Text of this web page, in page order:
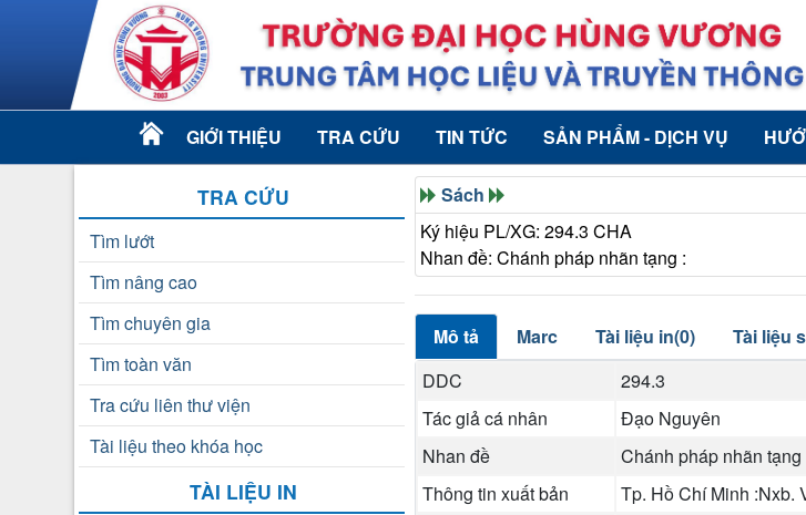
GIỚI THIỆU TRA CỨU TIN TỨC SẢN PHẨM - DỊCH VỤ
TRA CỨU
Tìm lướt
Tìm nâng cao
Tìm chuyên gia
Tìm toàn văn
Tra cứu liên thư viện
Tài liệu theo khóa học
TÀI LIỆU IN
Sách
Ký hiệu PL/XG: 294.3 CHA
Nhan đề: Chánh pháp nhãn tạng :
Mô tả Marc Tài liệu in(0)
Tài liệu
DDC
294.3
Tác giả cá nhân
Đạo Nguyên
Nhan đề
Chánh pháp nhãn
Thông tin xuất bản
Tp. Hồ Chí Minh :Nxb.